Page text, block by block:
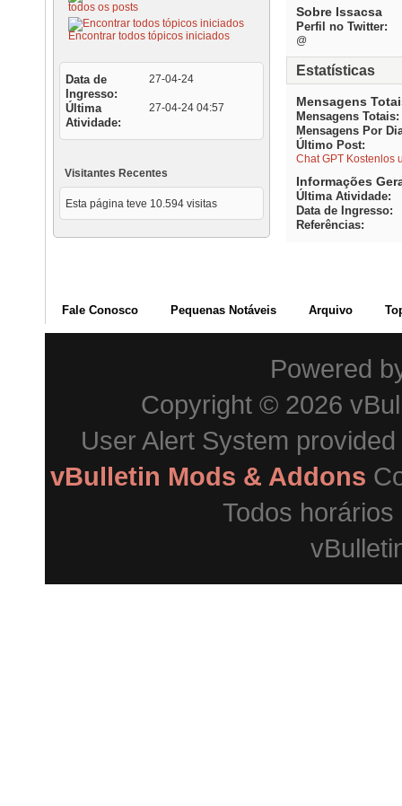
todos os posts
Encontrar todos tópicos iniciados
Data de
Ingresso
27-04-24
Última
Atividade
27-04-24 04:57
Visitantes Recentes
Esta página teve 10.594 visitas
Sobre Issacsa
Perfil no Twitter:
@
Estatísticas
Mensagens
Mensagens Totais
Mensagens Por
Último Post
Chat GPT Kostenlos
Informações
Última Atividade
Data de Ingresso
Referências
Fale Conosco Pequenas Notáveis Arquivo
Powered
Copyright © 2026
User Alert System
vBulletin Mods & Addons
Todos